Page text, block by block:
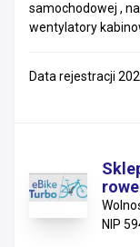
samochodowej ,
wentylatory
Data rejestracji
NIP